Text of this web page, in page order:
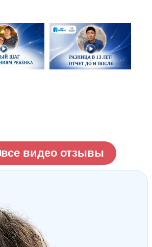
все видео отзывы